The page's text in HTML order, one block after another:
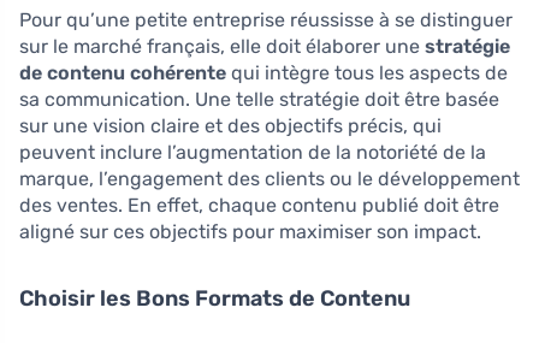
Pour qu’une petite entreprise réussisse à se distinguer
sur le marché français, elle doit élaborer une stratégie
de contenu cohérente qui intègre tous les aspects de
sa communication. Une telle stratégie doit être basée
sur une vision claire et des objectifs précis, qui
peuvent inclure l’augmentation de la notoriété de la
marque, l’engagement des clients ou le développement
des ventes. En effet, chaque contenu publié doit être
aligné sur ces objectifs pour maximiser son impact.
Choisir les Bons Formats de Contenu